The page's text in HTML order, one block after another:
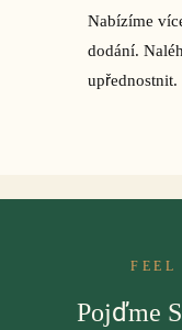
Nabízíme
dodání.
upřednostnit.
FEEL
Pojďme